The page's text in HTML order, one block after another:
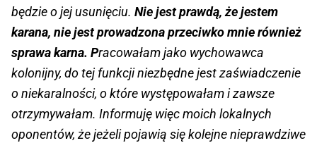
będzie o jej usunięciu. Nie jest prawdą, że jestem
karana, nie jest prowadzona przeciwko mnie również
sprawa karna. Pracowałam jako wychowawca
kolonijny, do tej funkcji niezbędne jest zaświadczenie
o niekaralności, o które występowałam i zawsze
otrzymywałam. Informuję więc moich lokalnych
oponentów, że jeżeli pojawią się kolejne nieprawdziwe